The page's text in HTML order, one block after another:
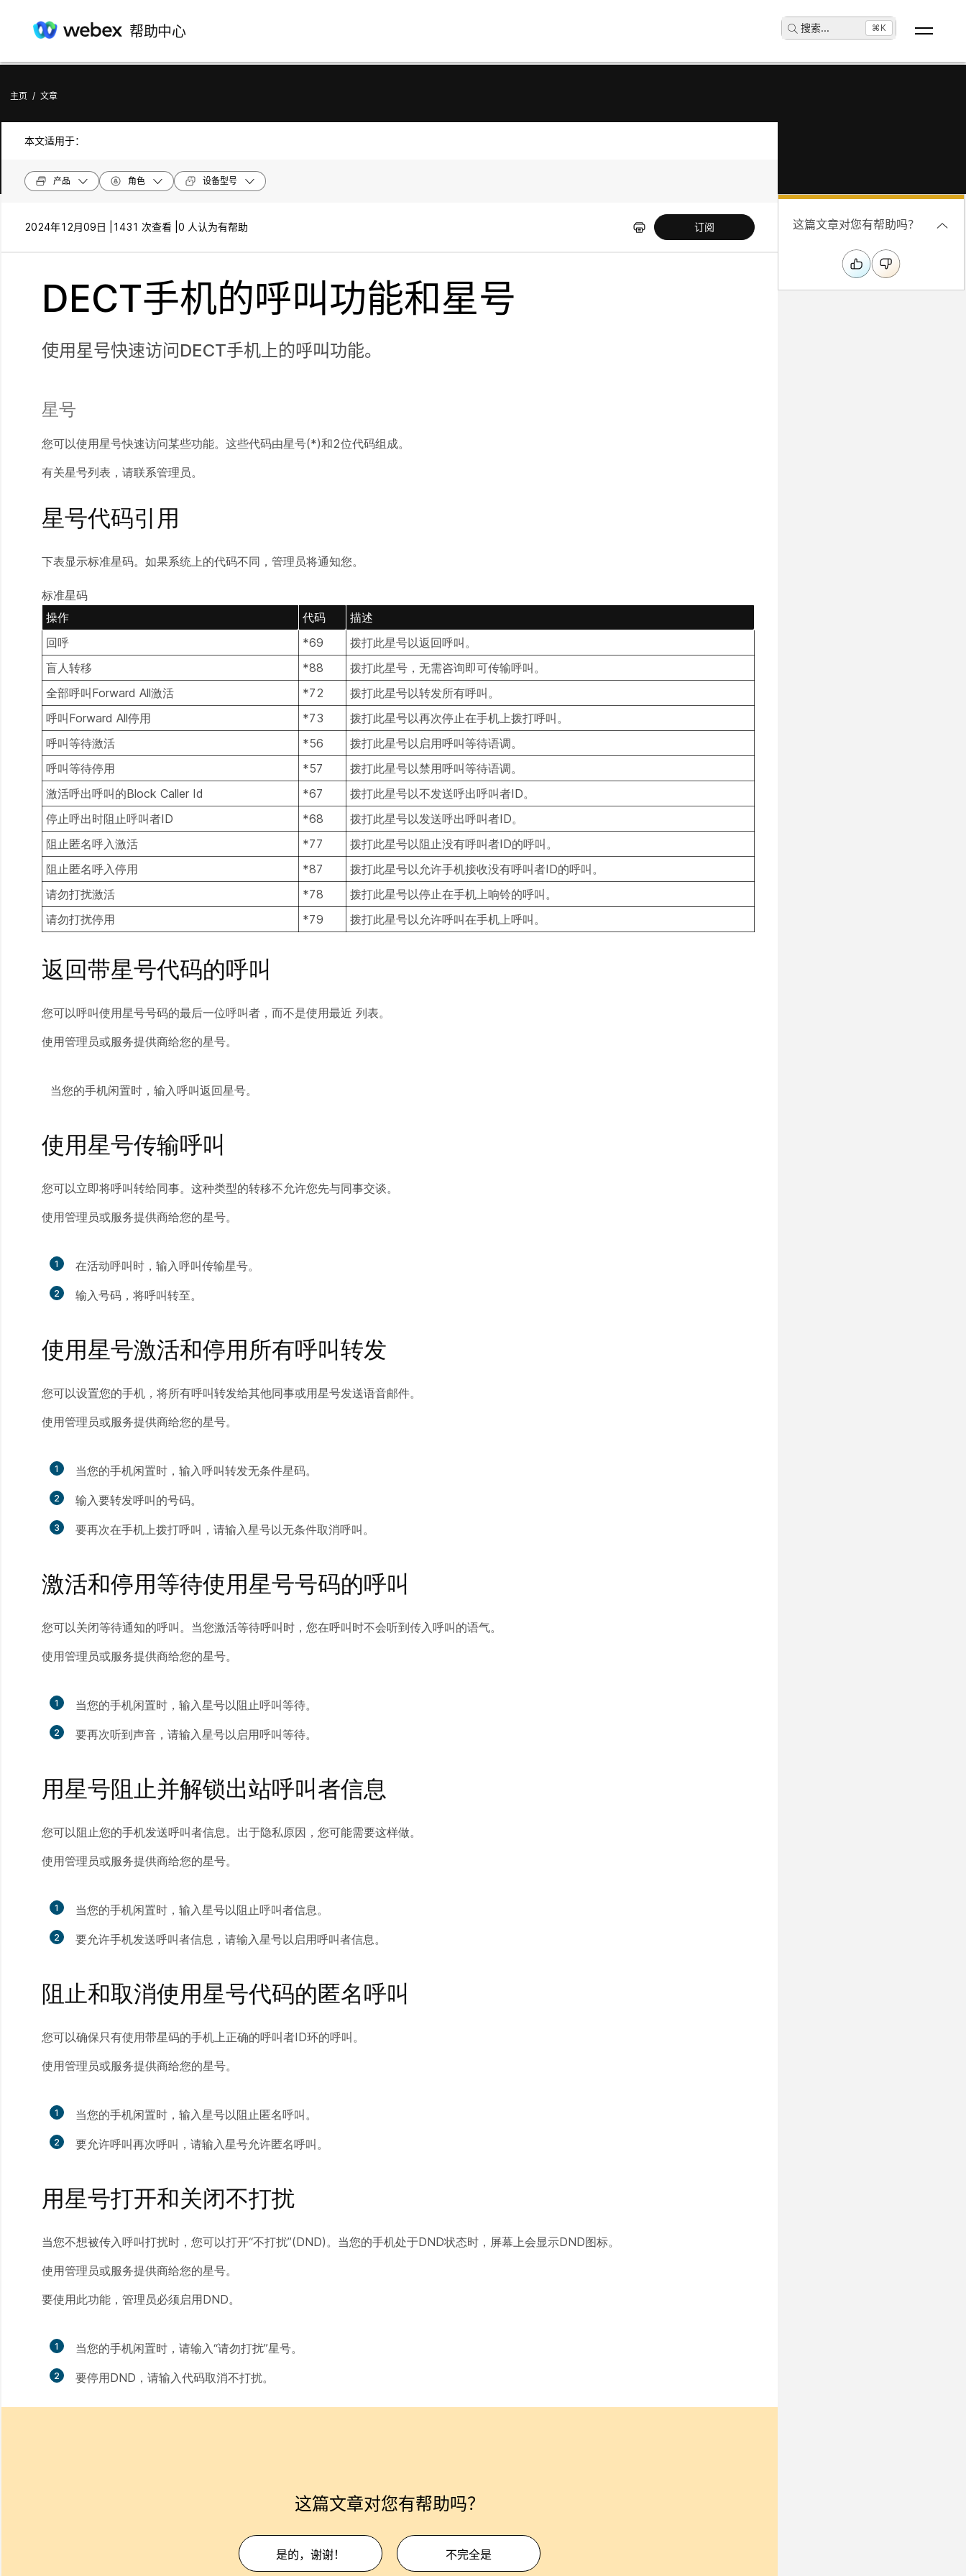
帮助中心 搜索... ⌘K
主页 / 文章
本文适用于：
产品 角色 设备型号
2024年12月09日 | 1431 次查看 | 0 人认为有帮助 订阅
DECT手机的呼叫功能和星号
使用星号快速访问DECT手机上的呼叫功能。
星号
您可以使用星号快速访问某些功能。这些代码由星号(*)和2位代码组成。
有关星号列表，请联系管理员。
星号代码引用
下表显示标准星码。如果系统上的代码不同，管理员将通知您。
标准星码
操作
代码
描述
回呼
*69
拨打此星号以返回呼叫。
盲人转移
*88
拨打此星号，无需咨询即可传输呼叫。
全部呼叫Forward All激活
*72
拨打此星号以转发所有呼叫。
呼叫Forward All停用
*73
拨打此星号以再次停止在手机上拨打呼叫。
呼叫等待激活
*56
拨打此星号以启用呼叫等待语调。
呼叫等待停用
*57
拨打此星号以禁用呼叫等待语调。
激活呼出呼叫的Block Caller Id
*67
拨打此星号以不发送呼出呼叫者ID。
停止呼出时阻止呼叫者ID
*68
拨打此星号以发送呼出呼叫者ID。
阻止匿名呼入激活
*77
拨打此星号以阻止没有呼叫者ID的呼叫。
阻止匿名呼入停用
*87
拨打此星号以允许手机接收没有呼叫者ID的呼叫。
请勿打扰激活
*78
拨打此星号以停止在手机上响铃的呼叫。
请勿打扰停用
*79 拨打此星号以允许呼叫在手机上呼叫。
返回带星号代码的呼叫
您可以呼叫使用星号号码的最后一位呼叫者，而不是使用最近 列表。
使用管理员或服务提供商给您的星号。
当您的手机闲置时，输入呼叫返回星号。
使用星号传输呼叫
您可以立即将呼叫转给同事。这种类型的转移不允许您先与同事交谈。
使用管理员或服务提供商给您的星号。
1 在活动呼叫时，输入呼叫传输星号。
2 输入号码，将呼叫转至。
使用星号激活和停用所有呼叫转发
您可以设置您的手机，将所有呼叫转发给其他同事或用星号发送语音邮件。
使用管理员或服务提供商给您的星号。
1 当您的手机闲置时，输入呼叫转发无条件星码。
2 输入要转发呼叫的号码。
3 要再次在手机上拨打呼叫，请输入星号以无条件取消呼叫。
激活和停用等待使用星号号码的呼叫
您可以关闭等待通知的呼叫。当您激活等待呼叫时，您在呼叫时不会听到传入呼叫的语气。
使用管理员或服务提供商给您的星号。
1 当您的手机闲置时，输入星号以阻止呼叫等待。
2 要再次听到声音，请输入星号以启用呼叫等待。
用星号阻止并解锁出站呼叫者信息
您可以阻止您的手机发送呼叫者信息。出于隐私原因，您可能需要这样做。
使用管理员或服务提供商给您的星号。
1 当您的手机闲置时，输入星号以阻止呼叫者信息。
2 要允许手机发送呼叫者信息，请输入星号以启用呼叫者信息。
阻止和取消使用星号代码的匿名呼叫
您可以确保只有使用带星码的手机上正确的呼叫者ID环的呼叫。
使用管理员或服务提供商给您的星号。
1 当您的手机闲置时，输入星号以阻止匿名呼叫。
2 要允许呼叫再次呼叫，请输入星号允许匿名呼叫。
用星号打开和关闭不打扰
当您不想被传入呼叫打扰时，您可以打开“不打扰”(DND)。当您的手机处于DND状态时，屏幕上会显示DND图标。
使用管理员或服务提供商给您的星号。
要使用此功能，管理员必须启用DND。
1 当您的手机闲置时，请输入“请勿打扰”星号。
2 要停用DND，请输入代码取消不打扰。
这篇文章对您有帮助吗？
是的，谢谢！ 不完全是
这篇文章对您有帮助吗？